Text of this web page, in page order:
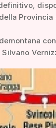
Provincia